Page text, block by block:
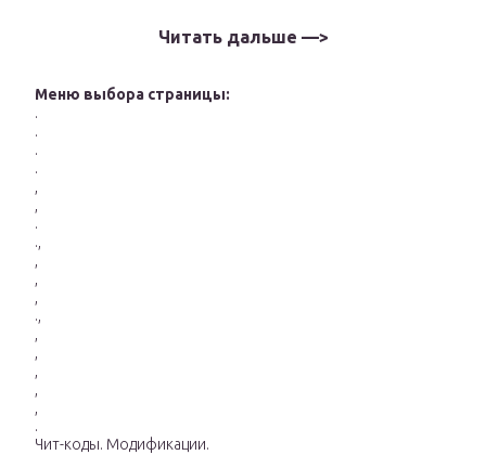
Читать дальше —>
Меню выбора страницы:
.
.
.
.
.
.,
.,
.
Чит-коды. Модификации.